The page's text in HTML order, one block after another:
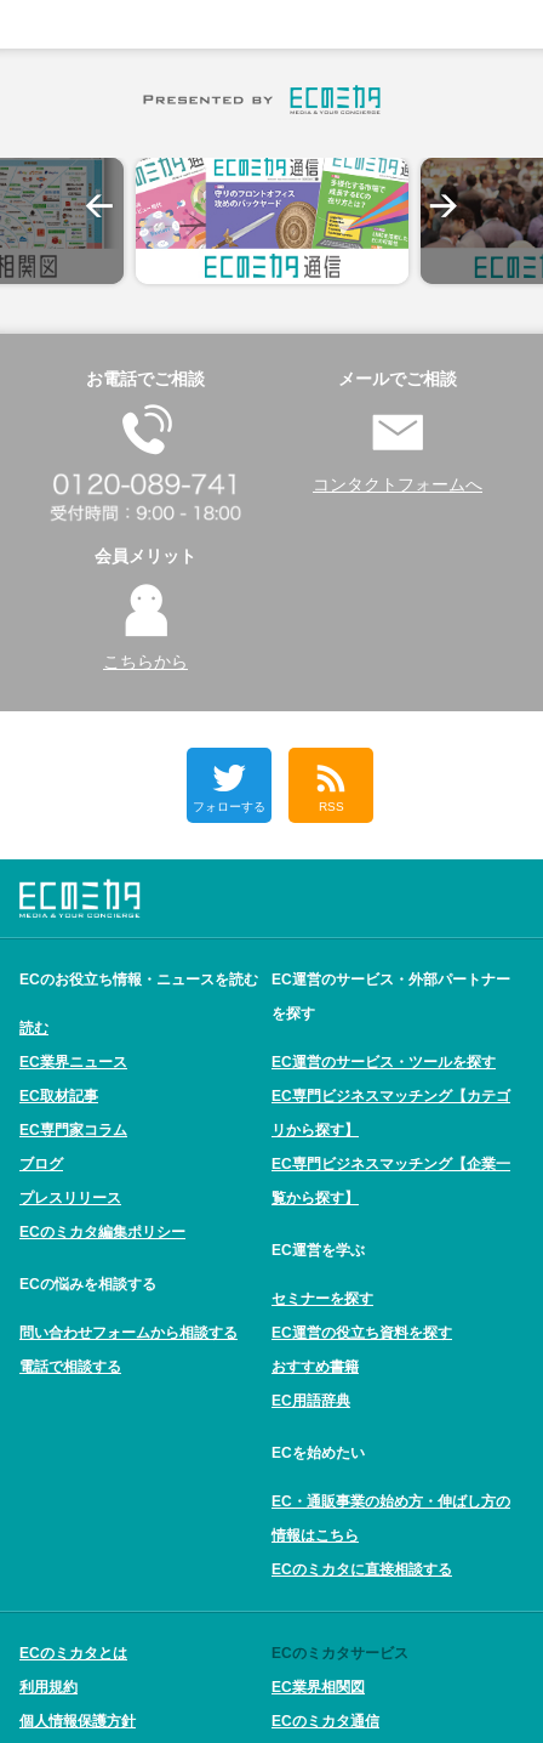
お電話でご相談 メールでご相談
コンタクトフォームへ
会員メリット
こちらから
フォローする RSS
ECのお役立ち情報・ニュースを読む
読む
EC業界ニュース
EC取材記事
EC専門家コラム
ブログ
プレスリリース
ECのミカタ編集ポリシー
ECの悩みを相談する
問い合わせフォームから相談する
電話で相談する
EC運営のサービス・外部パートナー
を探す
EC運営のサービス・ツールを探す
EC専門ビジネスマッチング【カテゴ
リから探す】
EC専門ビジネスマッチング【企業一
覧から探す】
EC運営を学ぶ
セミナーを探す
EC運営の役立ち資料を探す
おすすめ書籍
EC用語辞典
ECを始めたい
EC・通販事業の始め方・伸ばし方の
情報はこちら
ECのミカタに直接相談する
ECのミカタとは
利用規約
個人情報保護方針
ECのミカタサービス
EC業界相関図
ECのミカタ通信